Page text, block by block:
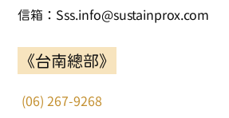
信箱：Sss.info@sustainprox.com
《台南總部》
(06) 267-9268